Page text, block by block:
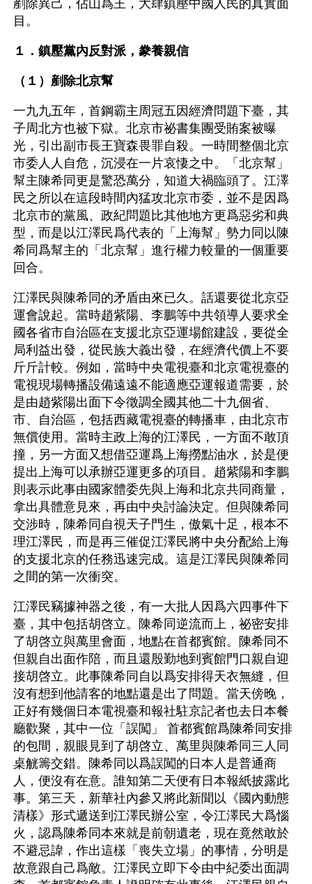
剷除異己，佔山爲王，大肆鎮壓中國人民的真實面
目。
１．鎮壓黨內反對派，豢養親信
（１）剷除北京幫
一九九五年，首鋼霸主周冠五因經濟問題下臺，其
子周北方也被下獄。北京市祕書集團受賄案被曝
光，引出副市長王寶森畏罪自殺。一時間整個北京
市委人人自危，沉浸在一片哀悽之中。「北京幫」
幫主陳希同更是驚恐萬分，知道大禍臨頭了。江澤
民之所以在這段時間內猛攻北京市委，並不是因爲
北京市的黨風、政紀問題比其他地方更爲惡劣和典
型，而是以江澤民爲代表的「上海幫」勢力同以陳
希同爲幫主的「北京幫」進行權力較量的一個重要
回合。
江澤民與陳希同的矛盾由來已久。話還要從北京亞
運會說起。當時趙紫陽、李鵬等中共領導人要求全
國各省市自治區在支援北京亞運場館建設，要從全
局利益出發，從民族大義出發，在經濟代價上不要
斤斤計較。例如，當時中央電視臺和北京電視臺的
電視現場轉播設備遠遠不能適應亞運報道需要，於
是由趙紫陽出面下令徵調全國其他二十九個省、
市、自治區，包括西藏電視臺的轉播車，由北京市
無償使用。當時主政上海的江澤民，一方面不敢頂
撞，另一方面又想借亞運爲上海撈點油水，於是便
提出上海可以承辦亞運更多的項目。趙紫陽和李鵬
則表示此事由國家體委先與上海和北京共同商量，
拿出具體意見來，再由中央討論決定。但與陳希同
交涉時，陳希同自視天子門生，傲氣十足，根本不
理江澤民，而是再三催促江澤民將中央分配給上海
的支援北京的任務迅速完成。這是江澤民與陳希同
之間的第一次衝突。
江澤民竊據神器之後，有一大批人因爲六四事件下
臺，其中包括胡啓立。陳希同逆流而上，祕密安排
了胡啓立與萬里會面，地點在首都賓館。陳希同不
但親自出面作陪，而且還殷勤地到賓館門口親自迎
接胡啓立。此事陳希同自以爲安排得天衣無縫，但
沒有想到他請客的地點還是出了問題。當天傍晚，
正好有幾個日本電視臺和報社駐京記者也去日本餐
廳歡聚，其中一位「誤闖」 首都賓館爲陳希同安排
的包間，親眼見到了胡啓立、萬里與陳希同三人同
桌觥籌交錯。陳希同以爲誤闖的日本人是普通商
人，便沒有在意。誰知第二天便有日本報紙披露此
事。第三天，新華社內參又將此新聞以《國內動態
清樣》形式遞送到江澤民辦公室，令江澤民大爲惱
火，認爲陳希同本來就是前朝遺老，現在竟然敢於
不避忌諱，作出這樣「喪失立場」的事情，分明是
故意跟自己爲敵。江澤民立即下令由中紀委出面調